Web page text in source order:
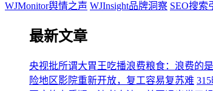
WJMonitor舆情之声 WJInsight品牌洞察 SEO搜索
最新文章
央视批所谓大胃王吃播浪费粮食：浪费的
险地区影院重新开放，复工容易复苏难